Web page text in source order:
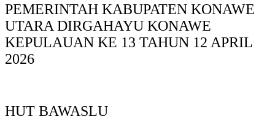
PEMERINTAH KABUPATEN KONAWE
UTARA DIRGAHAYU KONAWE
KEPULAUAN KE 13 TAHUN 12 APRIL
2026
HUT BAWASLU